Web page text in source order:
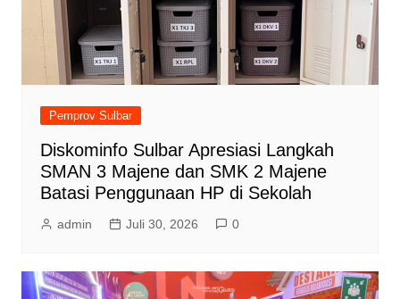
Pemprov Sulbar
Diskominfo Sulbar Apresiasi Langkah
SMAN 3 Majene dan SMK 2 Majene
Batasi Penggunaan HP di Sekolah
admin Juli 30, 2026 0